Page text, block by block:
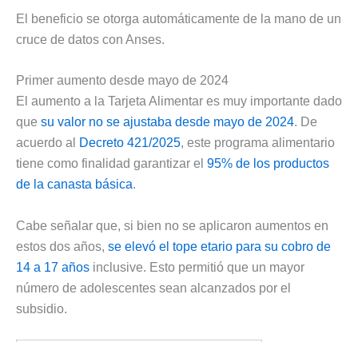
El beneficio se otorga automáticamente de la mano de un
cruce de datos con Anses.
Primer aumento desde mayo de 2024
El aumento a la Tarjeta Alimentar es muy importante dado
que su valor no se ajustaba desde mayo de 2024. De
acuerdo al
Decreto 421/2025, este programa alimentario
tiene como finalidad garantizar el 95% de los productos
de la canasta básica.
Cabe señalar que, si bien no se aplicaron aumentos en
estos dos años, se elevó el tope etario para su cobro de
14 a 17 años inclusive. Esto permitió que un mayor
número de adolescentes sean alcanzados por el
subsidio.